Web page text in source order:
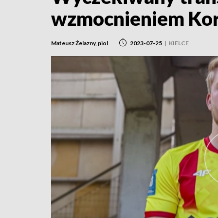
wzmocnieniem
Mateusz Żelazny, piol 2023-07-25 | KIELCE